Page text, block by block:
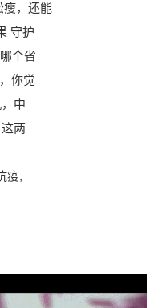
瘦，还能
守护
个省
你觉
中
两
疫,